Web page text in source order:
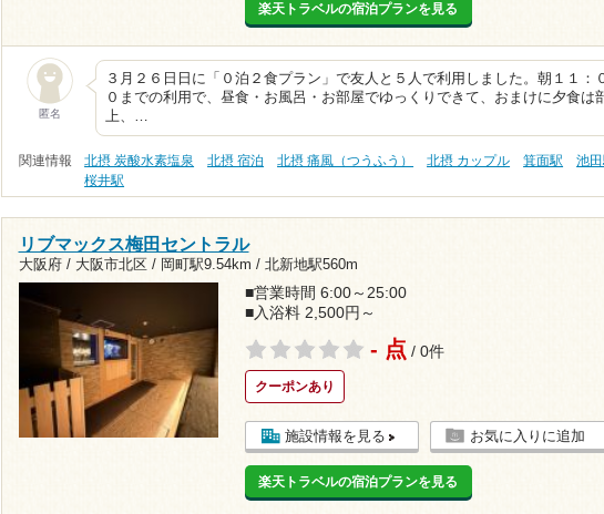
楽天トラベルの宿泊プランを見る
匿名
３月２６日日に「０泊２食プラン」で友人と５人で利用しました。朝１１：
０までの利用で、昼食・お風呂・お部屋でゆっくりできて、おまけに夕食は
上、…
関連情報 北摂 炭酸水素塩泉 北摂 宿泊 北摂 痛風（つうふう） 北摂 カップル 箕面駅 池
桜井駅
リブマックス梅田セントラル
大阪府 / 大阪市北区 / 岡町駅9.54km / 北新地駅560m
■営業時間 6:00～25:00
■入浴料 2,500円～
- 点 / 0件
クーポンあり
施設情報を見る お気に入りに追加
楽天トラベルの宿泊プランを見る